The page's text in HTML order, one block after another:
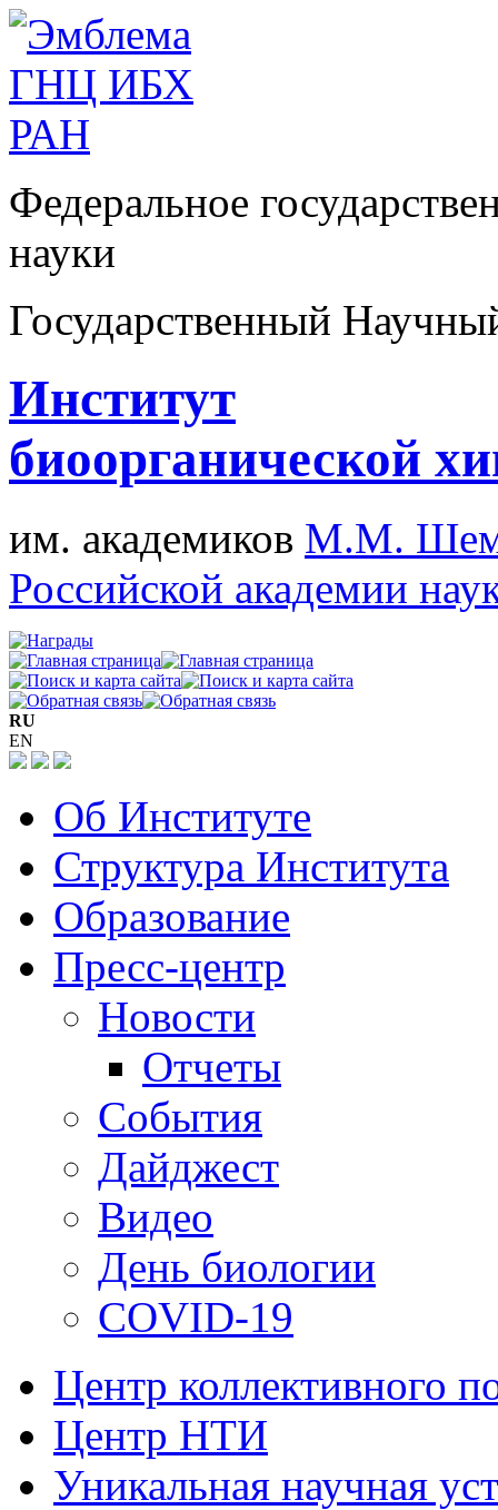
Федеральное
науки
Государственный
Институт
биоорганической
им. академиков М.М.
Российской академии
RU
EN
Об Институте
Структура Института
Образование
Пресс-центр
Новости
Отчеты
События
Дайджест
Видео
День биологии
COVID-19
Центр коллективного
Центр НТИ
Уникальная научная